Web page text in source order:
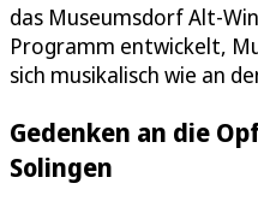
das Museumsdorf Alt-
Programm entwickelt,
sich musikalisch wie an
Gedenken an die
Solingen